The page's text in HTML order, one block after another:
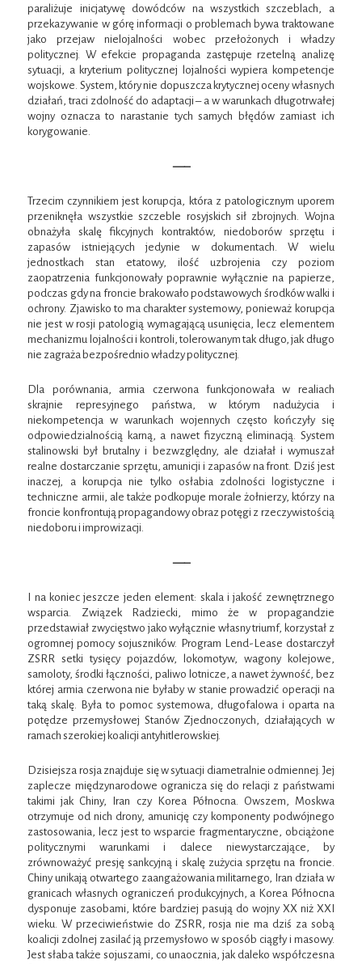
paraliżuje inicjatywę dowódców na wszystkich szczeblach, a
przekazywanie w górę informacji o problemach bywa traktowane
jako przejaw nielojalności wobec przełożonych i władzy
politycznej. W efekcie propaganda zastępuje rzetelną analizę
sytuacji, a kryterium politycznej lojalności wypiera kompetencje
wojskowe. System, który nie dopuszcza krytycznej oceny własnych
działań, traci zdolność do adaptacji – a w warunkach długotrwałej
wojny oznacza to narastanie tych samych błędów zamiast ich
korygowanie.
—–
Trzecim czynnikiem jest korupcja, która z patologicznym uporem
przeniknęła wszystkie szczeble rosyjskich sił zbrojnych. Wojna
obnażyła skalę fikcyjnych kontraktów, niedoborów sprzętu i
zapasów istniejących jedynie w dokumentach. W wielu
jednostkach stan etatowy, ilość uzbrojenia czy poziom
zaopatrzenia funkcjonowały poprawnie wyłącznie na papierze,
podczas gdy na froncie brakowało podstawowych środków walki i
ochrony. Zjawisko to ma charakter systemowy, ponieważ korupcja
nie jest w rosji patologią wymagającą usunięcia, lecz elementem
mechanizmu lojalności i kontroli, tolerowanym tak długo, jak długo
nie zagraża bezpośrednio władzy politycznej.
Dla porównania, armia czerwona funkcjonowała w realiach
skrajnie represyjnego państwa, w którym nadużycia i
niekompetencja w warunkach wojennych często kończyły się
odpowiedzialnością karną, a nawet fizyczną eliminacją. System
stalinowski był brutalny i bezwzględny, ale działał i wymuszał
realne dostarczanie sprzętu, amunicji i zapasów na front. Dziś jest
inaczej, a korupcja nie tylko osłabia zdolności logistyczne i
techniczne armii, ale także podkopuje morale żołnierzy, którzy na
froncie konfrontują propagandowy obraz potęgi z rzeczywistością
niedoboru i improwizacji.
—–
I na koniec jeszcze jeden element: skala i jakość zewnętrznego
wsparcia. Związek Radziecki, mimo że w propagandzie
przedstawiał zwycięstwo jako wyłącznie własny triumf, korzystał z
ogromnej pomocy sojuszników. Program Lend-Lease dostarczył
ZSRR setki tysięcy pojazdów, lokomotyw, wagony kolejowe,
samoloty, środki łączności, paliwo lotnicze, a nawet żywność, bez
której armia czerwona nie byłaby w stanie prowadzić operacji na
taką skalę. Była to pomoc systemowa, długofalowa i oparta na
potędze przemysłowej Stanów Zjednoczonych, działających w
ramach szerokiej koalicji antyhitlerowskiej.
Dzisiejsza rosja znajduje się w sytuacji diametralnie odmiennej. Jej
zaplecze międzynarodowe ogranicza się do relacji z państwami
takimi jak Chiny, Iran czy Korea Północna. Owszem, Moskwa
otrzymuje od nich drony, amunicję czy komponenty podwójnego
zastosowania, lecz jest to wsparcie fragmentaryczne, obciążone
politycznymi warunkami i dalece niewystarczające, by
zrównoważyć presję sankcyjną i skalę zużycia sprzętu na froncie.
Chiny unikają otwartego zaangażowania militarnego, Iran działa w
granicach własnych ograniczeń produkcyjnych, a Korea Północna
dysponuje zasobami, które bardziej pasują do wojny XX niż XXI
wieku. W przeciwieństwie do ZSRR, rosja nie ma dziś za sobą
koalicji zdolnej zasilać ją przemysłowo w sposób ciągły i masowy.
Jest słaba także sojuszami, co unaocznia, jak daleko współczesna